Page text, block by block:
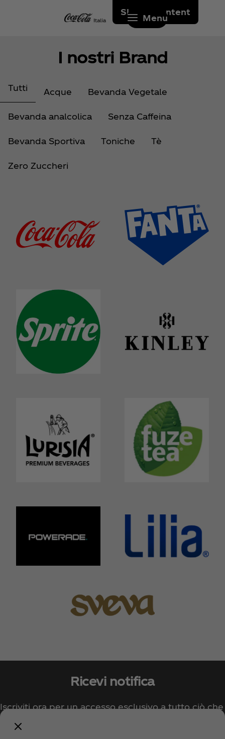
Skip to content
Menu
I nostri Brand
Tutti Acque Bevanda Vegetale
Bevanda analcolica Senza Caffeina
Bevanda Sportiva Toniche Tè
Zero Zuccheri
Ricevi notifica
Iscriviti ora per un accesso esclusivo a tutto ciò che
riguarda Coca‑Cola!